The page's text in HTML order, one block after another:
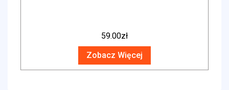
59.00zł
Zobacz Więcej